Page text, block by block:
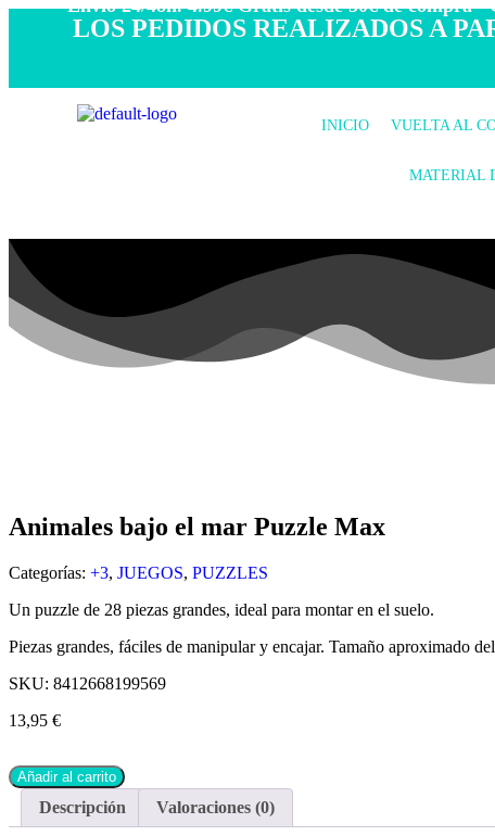
- Envío 24/48h. 4.99€ Gratis desde 50€ de compra
LOS PEDIDOS REALIZADOS A
INICIO VUELTA AL
MATERIAL
Animales bajo el mar Puzzle Max
Categorías: +3, JUEGOS, PUZZLES
Un puzzle de 28 piezas grandes, ideal para montar en el suelo.
Piezas grandes, fáciles de manipular y encajar. Tamaño aproximado
SKU: 8412668199569
13,95 €
Añadir al carrito
Descripción Valoraciones (0)